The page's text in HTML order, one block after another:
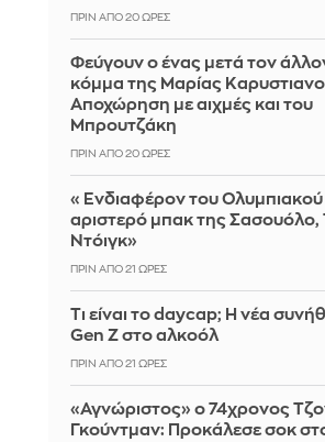
ΠΡΙΝ ΑΠΌ 20 ΏΡΕΣ
Φεύγουν ο ένας μετά τον
κόμμα της Μαρίας
Αποχώρηση με αιχμές και του
Μπρουτζάκη
ΠΡΙΝ ΑΠΌ 20 ΏΡΕΣ
«Ενδιαφέρον του Ολυμπιακού
αριστερό μπακ της Σασουόλο,
Ντόιγκ»
ΠΡΙΝ ΑΠΌ 21 ΏΡΕΣ
Τι είναι το daycap; Η νέα
Gen Z στο αλκοόλ
ΠΡΙΝ ΑΠΌ 21 ΏΡΕΣ
«Αγνώριστος» ο 74χρονος
Γκούντμαν: Προκάλεσε σοκ